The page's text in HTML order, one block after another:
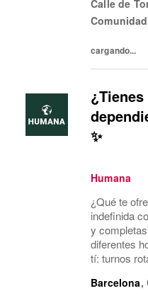
laboral en
mí...
Calle de
cargando...
✨
Humana
¿Qué te
indefinida
y
diferentes
tí: turnos
laboral en
Barcelona,